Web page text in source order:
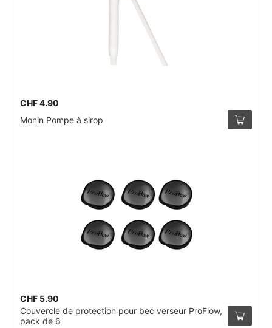
CHF 4.90
Monin Pompe à sirop
CHF 5.90
Couvercle de protection pour bec verseur ProFlow,
pack de 6